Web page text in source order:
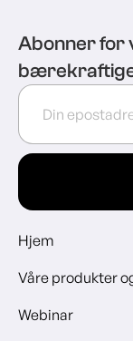
Abonner for
Hjem
Våre produkter
Webinar